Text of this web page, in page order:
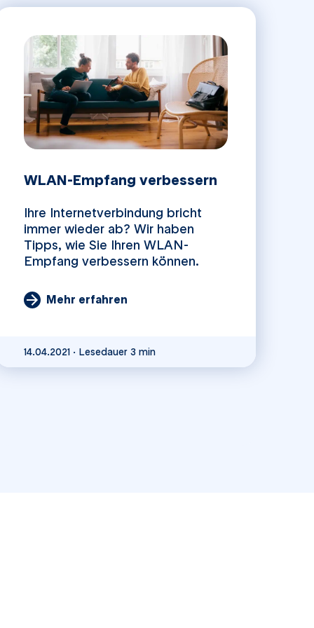
WLAN-Empfang verbessern
Ihre Internetverbindung bricht
immer wieder ab? Wir haben
Tipps, wie Sie Ihren WLAN-
Empfang verbessern können.
Veröffentlicht am14.04.2021
Lesedauer 3 min
Mehr erfahren
14.04.2021 · Lesedauer 3 min